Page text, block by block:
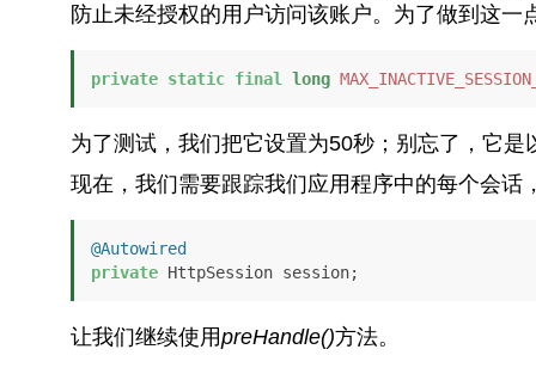
防止未经授权的用户访问该账户。为了做到这一
private static final long
为了测试，我们把它设置为50秒；别忘了，它是
现在，我们需要跟踪我们应用程序中的每个会话
@Autowired
private HttpSession session;
让我们继续使用preHandle()方法。